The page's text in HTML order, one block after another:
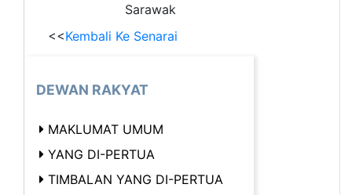
Sarawak
<<Kembali Ke Senarai
DEWAN RAKYAT
MAKLUMAT UMUM
YANG DI-PERTUA
TIMBALAN YANG DI-PERTUA